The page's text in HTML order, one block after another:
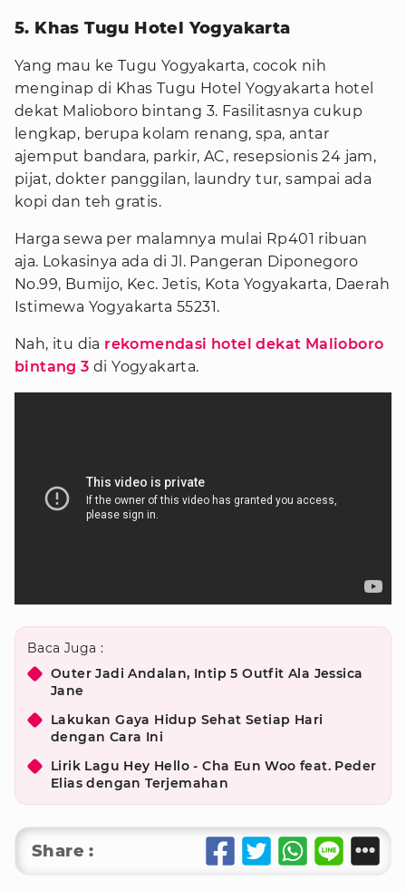
5. Khas Tugu Hotel Yogyakarta
Yang mau ke Tugu Yogyakarta, cocok nih
menginap di Khas Tugu Hotel Yogyakarta hotel
dekat Malioboro bintang 3. Fasilitasnya cukup
lengkap, berupa kolam renang, spa, antar
ajemput bandara, parkir, AC, resepsionis 24 jam,
pijat, dokter panggilan, laundry tur, sampai ada
kopi dan teh gratis.
Harga sewa per malamnya mulai Rp401 ribuan
aja. Lokasinya ada di Jl. Pangeran Diponegoro
No.99, Bumijo, Kec. Jetis, Kota Yogyakarta, Daerah
Istimewa Yogyakarta 55231.
Nah, itu dia rekomendasi hotel dekat Malioboro
bintang 3 di Yogyakarta.
Baca Juga :
Outer Jadi Andalan, Intip 5 Outfit Ala Jessica
Jane
Lakukan Gaya Hidup Sehat Setiap Hari
dengan Cara Ini
Lirik Lagu Hey Hello - Cha Eun Woo feat. Peder
Elias dengan Terjemahan
Share :